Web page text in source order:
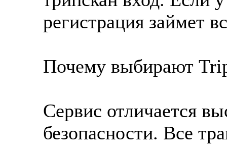
регистрация займет
Почему выбирают
Сервис отличается
безопасности. Все